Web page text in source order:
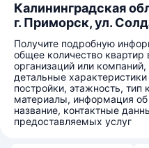
Калининградская
г. Приморск, ул.
Получите подробную
общее количество квартир
организаций или
детальные
постройки, этажность, тип
материалы, информация
название, контактные
предоставляемых услуг